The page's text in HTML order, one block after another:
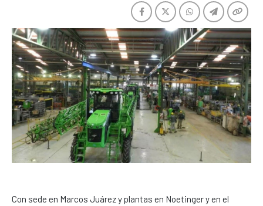
Con sede en Marcos Juárez y plantas en Noetinger y en el